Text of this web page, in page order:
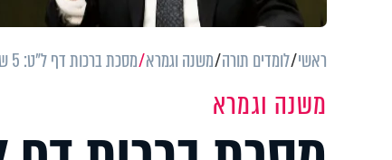
ראשי לומדים תורה משנה וגמרא מסכת ברכות דף ל"ט: 5 שיעורי וידיאו עם מיטב הרבנים על הדף היומי
משנה וגמרא